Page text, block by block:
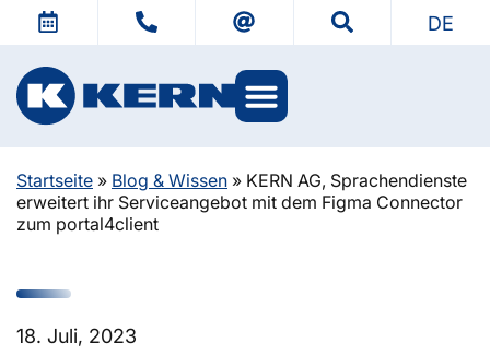
DE
Startseite » Blog & Wissen » KERN AG, Sprachendienste
erweitert ihr Serviceangebot mit dem Figma Connector
zum portal4client
18. Juli, 2023